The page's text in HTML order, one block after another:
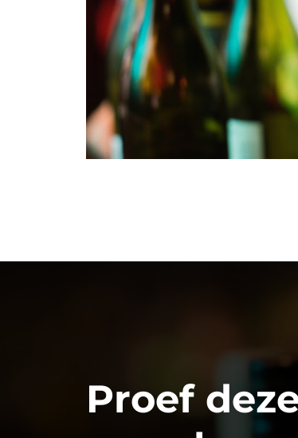
Proef